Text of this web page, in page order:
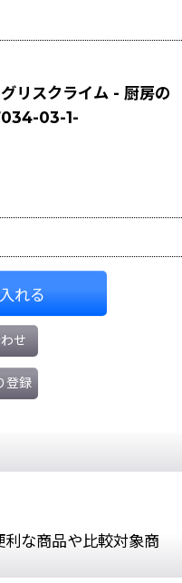
リスクライム - 厨房の
03-1-
れる
せ
登録
な商品や比較対象商